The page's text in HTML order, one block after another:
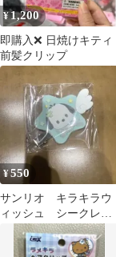
¥1,200
即購入❌ 日焼けキティ
前髪クリップ
¥550
サンリオ キラキラウ
ィッシュ シークレッ
ト前髪クリップ☆ポチ
ャッコ